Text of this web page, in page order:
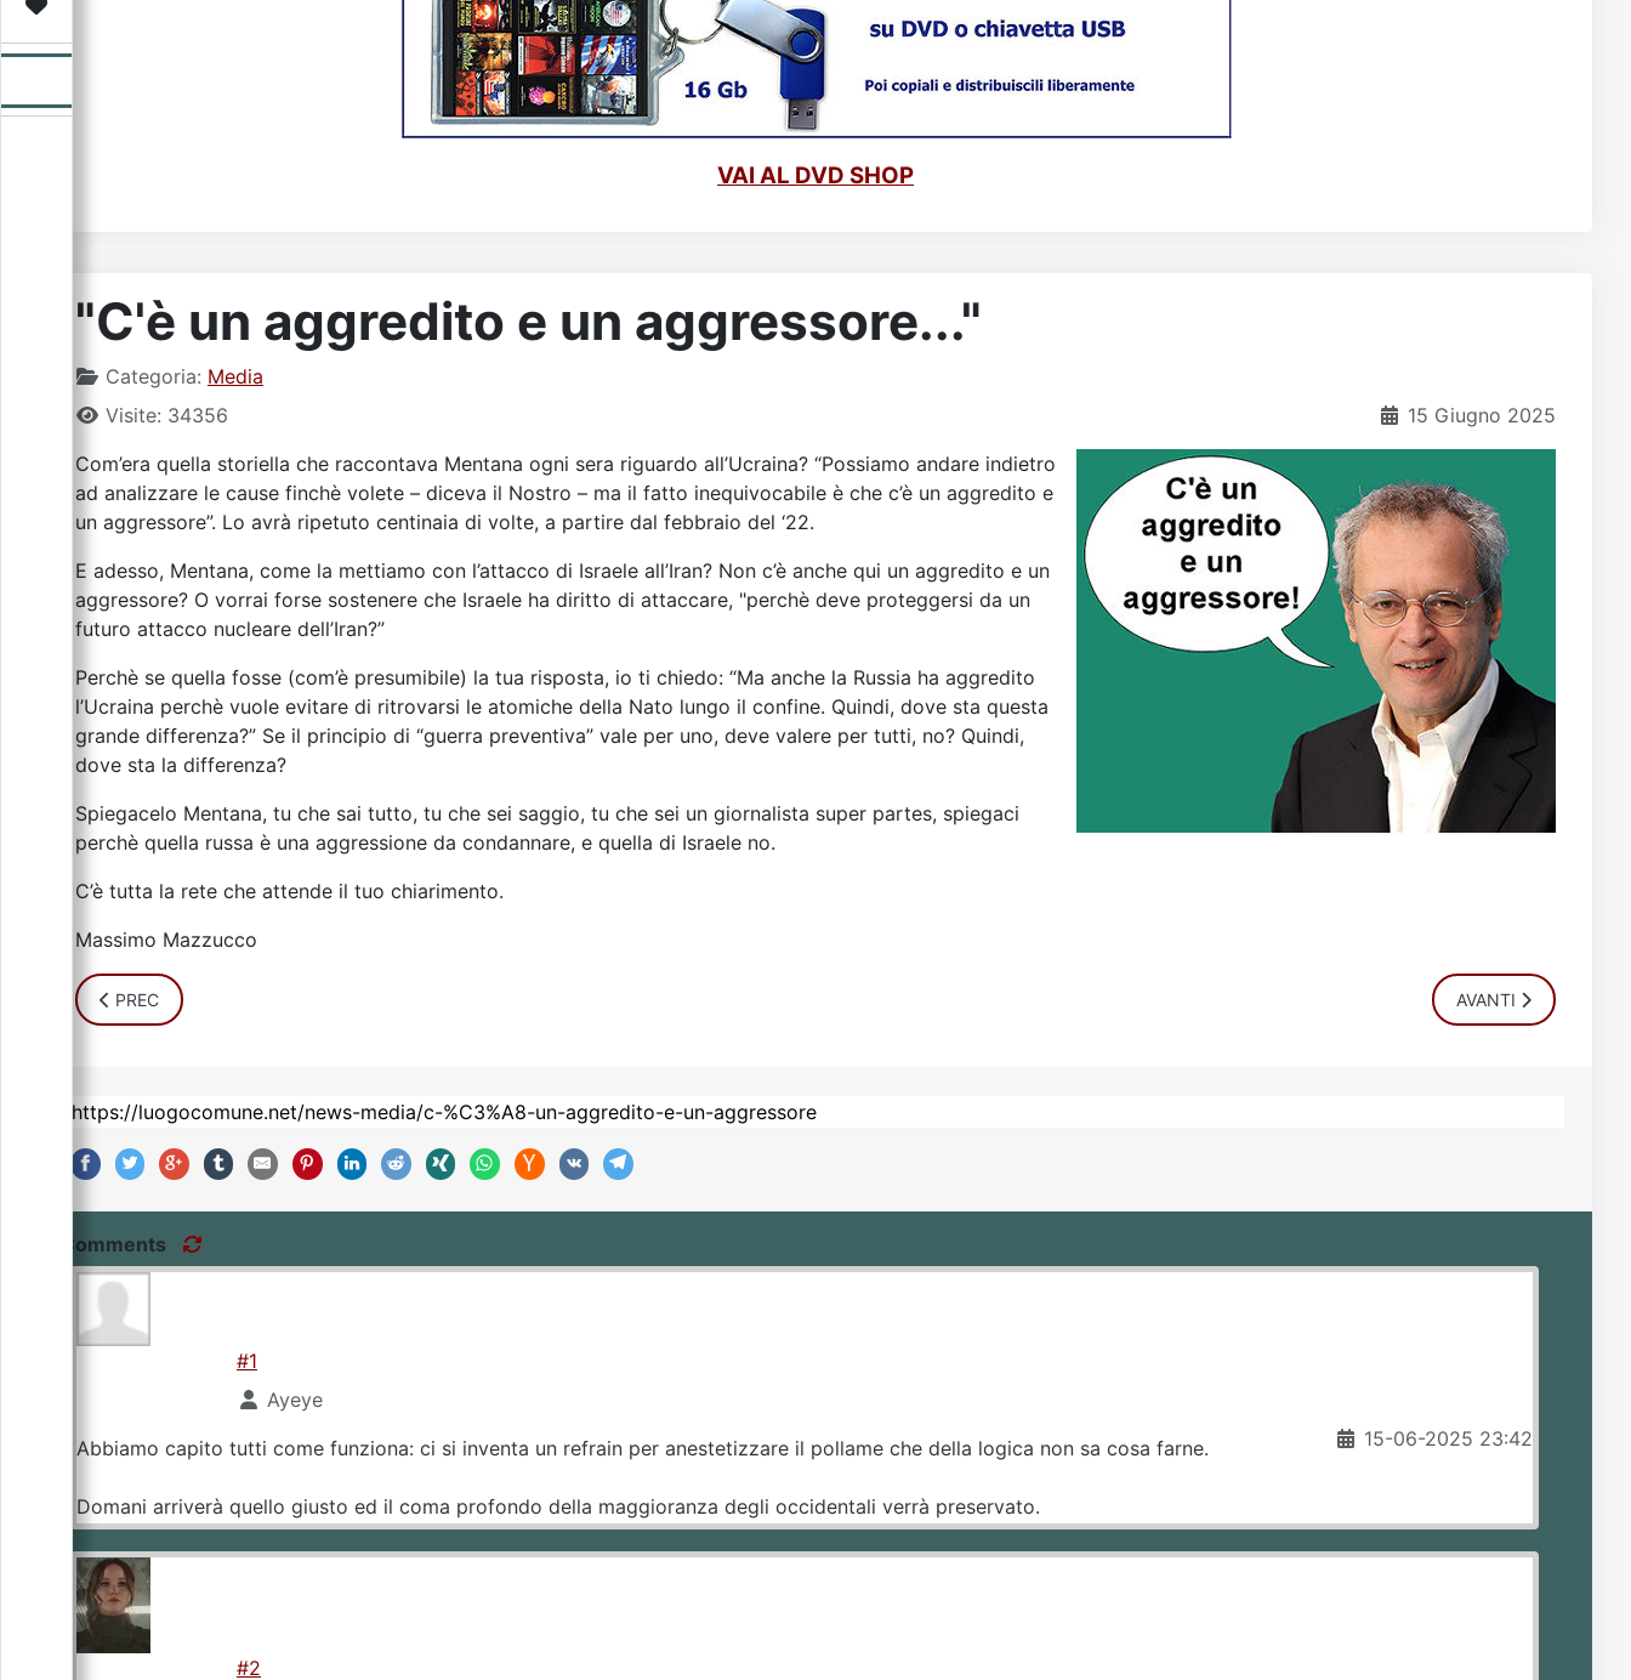
VAI AL DVD SHOP
"C'è un aggredito e un aggressore..."
Categoria: Media
15 Giugno 2025
Visite: 34356
Com’era quella storiella che raccontava Mentana ogni sera riguardo all’Ucraina? “Possiamo andare indietro
ad analizzare le cause finchè volete – diceva il Nostro – ma il fatto inequivocabile è che c’è un aggredito e
un aggressore”. Lo avrà ripetuto centinaia di volte, a partire dal febbraio del ‘22.
E adesso, Mentana, come la mettiamo con l’attacco di Israele all’Iran? Non c’è anche qui un aggredito e un
aggressore? O vorrai forse sostenere che Israele ha diritto di attaccare, "perchè deve proteggersi da un
futuro attacco nucleare dell’Iran?”
Perchè se quella fosse (com’è presumibile) la tua risposta, io ti chiedo: “Ma anche la Russia ha aggredito
l’Ucraina perchè vuole evitare di ritrovarsi le atomiche della Nato lungo il confine. Quindi, dove sta questa
grande differenza?” Se il principio di “guerra preventiva” vale per uno, deve valere per tutti, no? Quindi,
dove sta la differenza?
Spiegacelo Mentana, tu che sai tutto, tu che sei saggio, tu che sei un giornalista super partes, spiegaci
perchè quella russa è una aggressione da condannare, e quella di Israele no.
C’è tutta la rete che attende il tuo chiarimento.
Massimo Mazzucco
ARTICOLO PRECEDENTE: GERMANIA: COLA A PICCO IL PROGETTO UE DI CONTROLLO TOTALE
PREC ARTICOLO
AVANTI
Comments
#1
Ayeye
15-06-2025 23:42
Abbiamo capito tutti come funziona: ci si inventa un refrain per anestetizzare il pollame che della logica non sa cosa farne.
Domani arriverà quello giusto ed il coma profondo della maggioranza degli occidentali verrà preservato.
#2